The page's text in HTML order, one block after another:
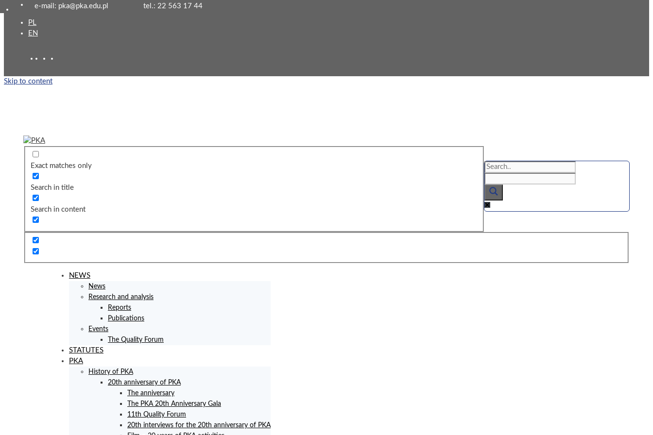
e-mail: pka@pka.edu.pl tel.: 22 563 17 44
PL
EN
Skip to content
Exact matches only
Search in title
Search in content
NEWS
News
Research and analysis
Reports
Publications
Events
The Quality Forum
STATUTES
PKA
History of PKA
20th anniversary of PKA
The anniversary
The PKA 20th Anniversary Gala
11th Quality Forum
20th interviews for the 20th anniversary of PKA